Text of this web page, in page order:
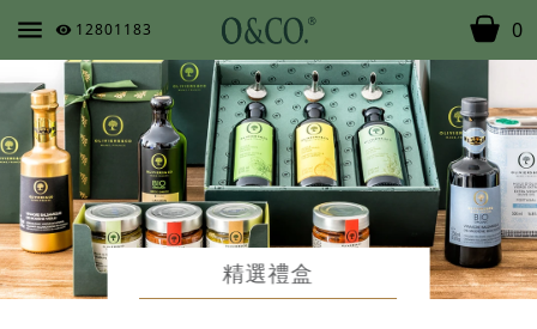
12801183 0
精選禮盒